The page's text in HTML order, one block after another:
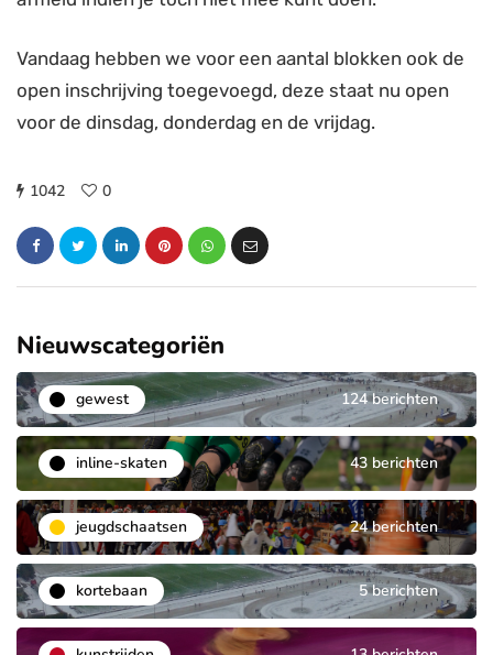
Vandaag hebben we voor een aantal blokken ook de
open inschrijving toegevoegd, deze staat nu open
voor de dinsdag, donderdag en de vrijdag.
1042 0
Nieuwscategoriën
gewest 124 berichten
inline-skaten 43 berichten
jeugdschaatsen 24 berichten
kortebaan 5 berichten